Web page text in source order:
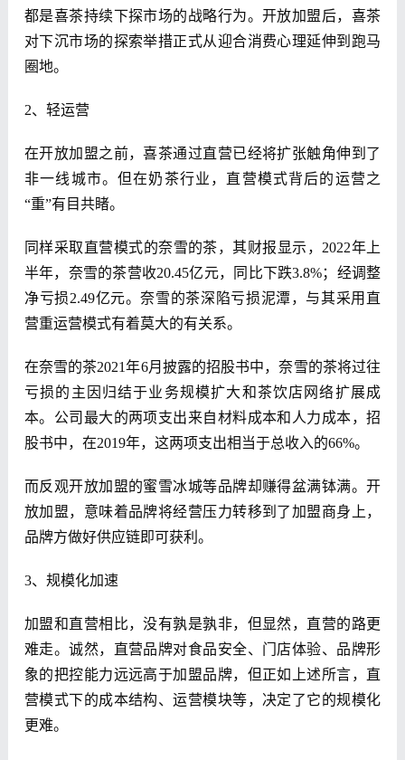
都是喜茶持续下探市场的战略行为。开放加盟后，喜茶
对下沉市场的探索举措正式从迎合消费心理延伸到跑马
圈地。
2、轻运营
在开放加盟之前，喜茶通过直营已经将扩张触角伸到了
非一线城市。但在奶茶行业，直营模式背后的运营之
“重”有目共睹。
同样采取直营模式的奈雪的茶，其财报显示，2022年上
半年，奈雪的茶营收20.45亿元，同比下跌3.8%；经调整
净亏损2.49亿元。奈雪的茶深陷亏损泥潭，与其采用直
营重运营模式有着莫大的有关系。
在奈雪的茶2021年6月披露的招股书中，奈雪的茶将过往
亏损的主因归结于业务规模扩大和茶饮店网络扩展成
本。公司最大的两项支出来自材料成本和人力成本，招
股书中，在2019年，这两项支出相当于总收入的66%。
而反观开放加盟的蜜雪冰城等品牌却赚得盆满钵满。开
放加盟，意味着品牌将经营压力转移到了加盟商身上，
品牌方做好供应链即可获利。
3、规模化加速
加盟和直营相比，没有孰是孰非，但显然，直营的路更
难走。诚然，直营品牌对食品安全、门店体验、品牌形
象的把控能力远远高于加盟品牌，但正如上述所言，直
营模式下的成本结构、运营模块等，决定了它的规模化
更难。